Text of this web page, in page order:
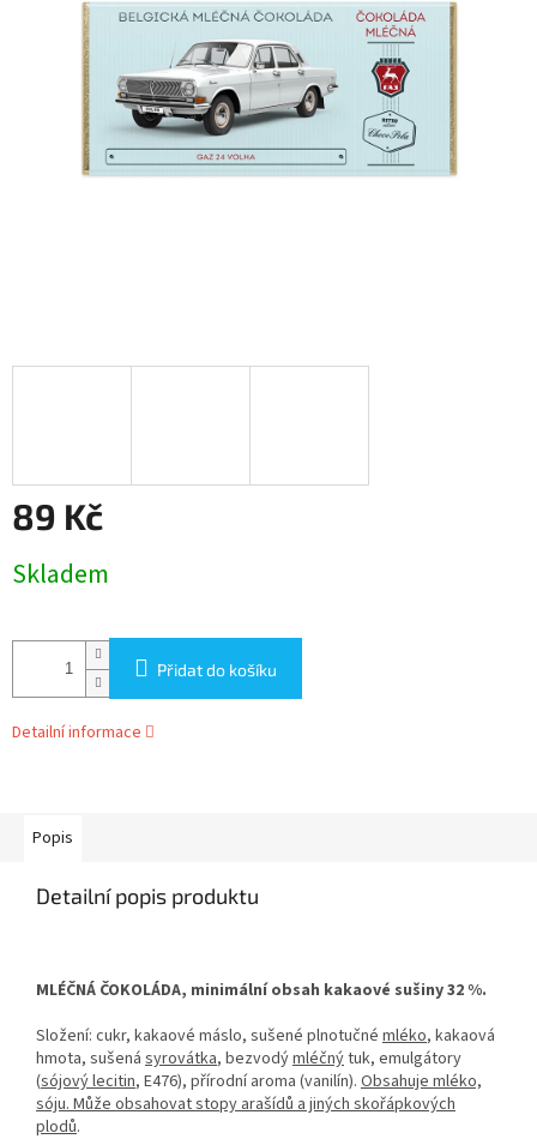
89 Kč
cena:
Skladem
Přidat do košíku
Detailní informace
Popis
Detailní popis produktu
MLÉČNÁ ČOKOLÁDA, minimální obsah kakaové sušiny 32 %.
Složení: cukr, kakaové máslo, sušené plnotučné mléko, kakaová
hmota, sušená syrovátka, bezvodýmléčnýtuk, emulgátory
(sójový lecitin, E476), přírodní aroma (vanilín). Obsahuje mléko,
sóju. Může obsahovat stopy arašídů a jiných skořápkových
plodů.